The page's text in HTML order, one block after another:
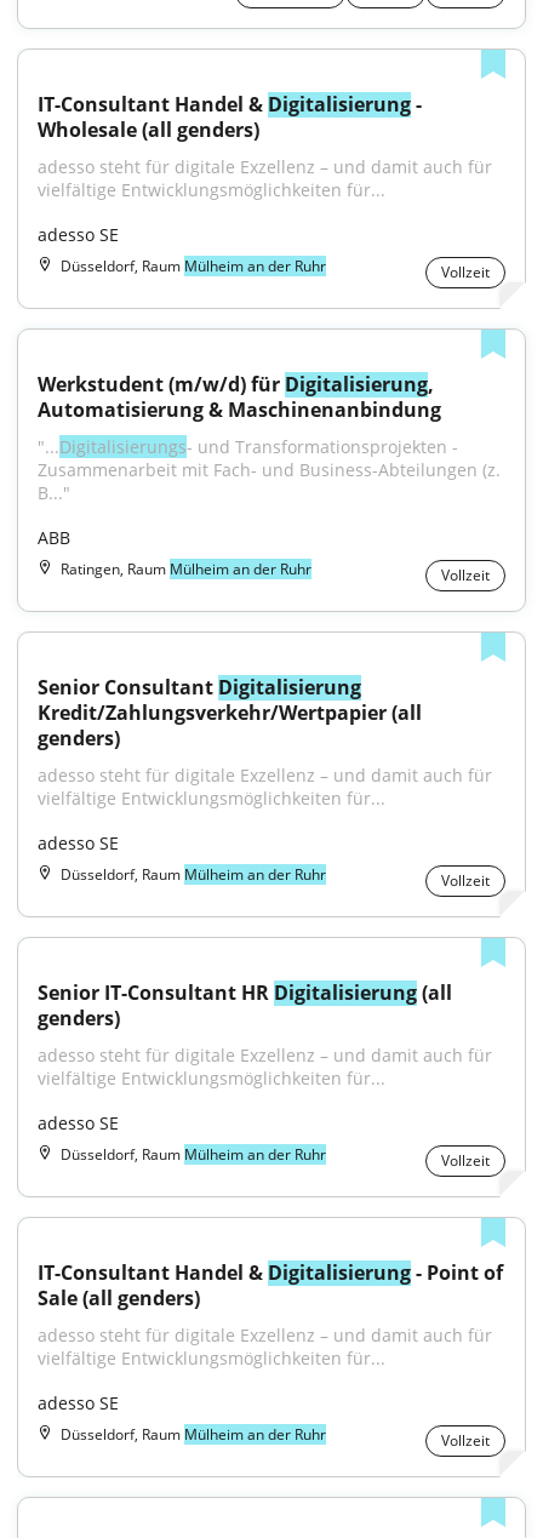
IT-Consultant Handel & Digitalisierung -
Wholesale (all genders)
adesso steht für digitale Exzellenz – und damit auch für
vielfältige Entwicklungsmöglichkeiten für...
adesso SE
Düsseldorf, Raum Mülheim an der Ruhr Vollzeit
Werkstudent (m/w/d) für Digitalisierung,
Automatisierung & Maschinenanbindung
"...Digitalisierungs- und Transformationsprojekten -
Zusammenarbeit mit Fach- und Business-Abteilungen (z.
B..."
ABB
Ratingen, Raum Mülheim an der Ruhr Vollzeit
Senior Consultant Digitalisierung
Kredit/Zahlungsverkehr/Wertpapier (all
genders)
adesso steht für digitale Exzellenz – und damit auch für
vielfältige Entwicklungsmöglichkeiten für...
adesso SE
Düsseldorf, Raum Mülheim an der Ruhr Vollzeit
Senior IT-Consultant HR Digitalisierung (all
genders)
adesso steht für digitale Exzellenz – und damit auch für
vielfältige Entwicklungsmöglichkeiten für...
adesso SE
Düsseldorf, Raum Mülheim an der Ruhr Vollzeit
IT-Consultant Handel & Digitalisierung - Point of
Sale (all genders)
adesso steht für digitale Exzellenz – und damit auch für
vielfältige Entwicklungsmöglichkeiten für...
adesso SE
Düsseldorf, Raum Mülheim an der Ruhr Vollzeit